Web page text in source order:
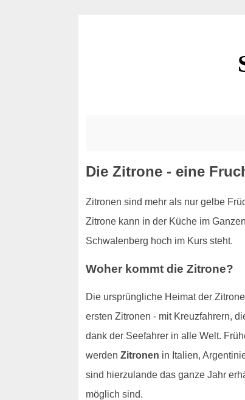
Die Zitrone - eine
Zitronen sind mehr als nur gelbe
Zitrone kann in der Küche im
Schwalenberg hoch im Kurs steht.
Woher kommt die Zitrone?
Die ursprüngliche Heimat der
ersten Zitronen - mit Kreuzfahrern,
dank der Seefahrer in alle Welt.
werden Zitronen in Italien,
sind hierzulande das ganze Jahr
möglich sind.